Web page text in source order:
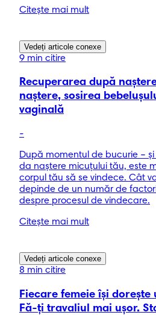
Citește mai mult
Vedeți articole conexe
9 min citire
Recuperarea după
naștere, sosirea
vaginală
-
După momentul de bucurie –
da naștere micuțului tău, este
corpul tău să se vindece. Cât
depinde de un număr de
despre procesul de vindecare.
Citește mai mult
Vedeți articole conexe
8 min citire
Fiecare femeie își
Fă-ți travaliul mai ușor.